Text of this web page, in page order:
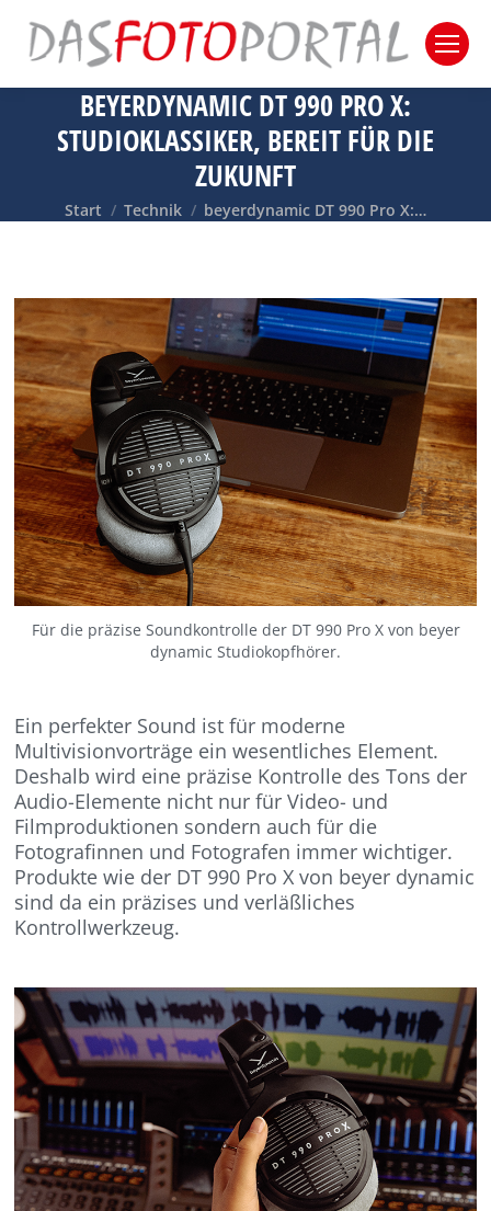
BEYERDYNAMIC DT 990 PRO X:
STUDIOKLASSIKER, BEREIT FÜR DIE
ZUKUNFT
Sie befinden sich hier:
Start Technik beyerdynamic DT 990 Pro X:…
Für die präzise Soundkontrolle der DT 990 Pro X von beyer
dynamic Studiokopfhörer.
Ein perfekter Sound ist für moderne
Multivisionvorträge ein wesentliches Element.
Deshalb wird eine präzise Kontrolle des Tons der
Audio-Elemente nicht nur für Video- und
Filmproduktionen sondern auch für die
Fotografinnen und Fotografen immer wichtiger.
Produkte wie der DT 990 Pro X von beyer dynamic
sind da ein präzises und verläßliches
Kontrollwerkzeug.